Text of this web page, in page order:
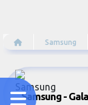
Samsung
Samsung -